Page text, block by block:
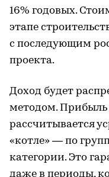
16% годовых.
этапе
с последующим
проекта.
Доход будет
методом. Прибыль
рассчитывается
«котле» — по
категории. Это
даже в периоды,